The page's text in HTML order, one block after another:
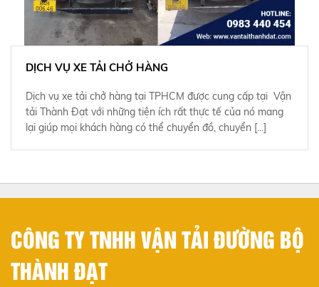
DỊCH VỤ XE TẢI CHỞ HÀNG
Dịch vụ xe tải chở hàng tại TPHCM được cung cấp tại Vận
tải Thành Đạt với những tiện ích rất thực tế của nó mang
lại giúp mọi khách hàng có thể chuyển đồ, chuyển [...]
CÔNG TY TNHH VẬN TẢI ĐƯỜNG BỘ
THÀNH ĐẠT